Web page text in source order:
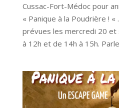
Cussac-Fort-Médoc pour
« Panique à la Poudrière !
prévues les mercredi 20 et
à 12h et de 14h à 15h.